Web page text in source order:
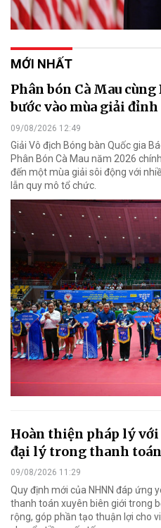
MỚI NHẤT
Phân bón Cà Mau
bước vào mùa giải đỉnh
09/08/2026 12:49
Giải Vô địch Bóng bàn Quốc gia
Phân Bón Cà Mau năm 2026
đến một mùa giải sôi động với
lẫn quy mô tổ chức.
Hoàn thiện pháp lý
đại lý trong thanh
09/08/2026 11:29
Quy định mới của NHNN đáp ứng
thanh toán xuyên biên giới trong
rộng, góp phần tạo thuận lợi cho